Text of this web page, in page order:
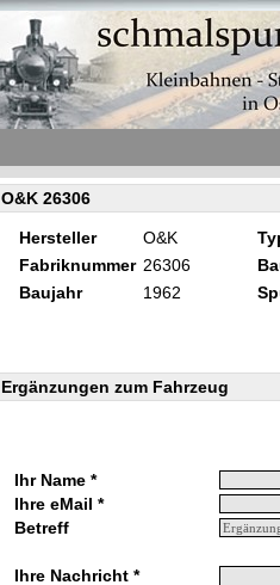
O&K 26306
Hersteller O&K
Fabriknummer 26306
Baujahr
1962
Ergänzungen zum Fahrzeug
Ihr Name *
Ihre eMail *
Betreff
Ihre Nachricht *